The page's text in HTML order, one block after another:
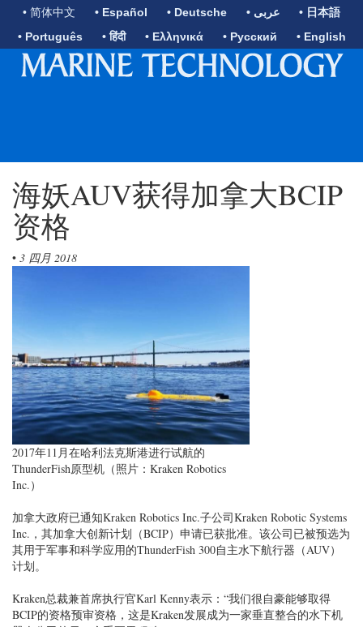
• 简体中文 • Español • Deutsche • عربى
• 日本語
• Português
• हिंदी • Ελληνικά • Русский • English
海妖AUV获得加拿大BCIP
资格
• 3 四月 2018
2017年11月在哈利法克斯港进行试航的
ThunderFish原型机（照片：Kraken Robotics
Inc.）
加拿大政府已通知Kraken Robotics Inc.子公司Kraken Robotic Systems
Inc.，其加拿大创新计划（BCIP）申请已获批准。该公司已被预选为
其用于军事和科学应用的ThunderFish 300自主水下航行器（AUV）
计划。
Kraken总裁兼首席执行官Karl Kenny表示：“我们很自豪能够取得
BCIP的资格预审资格，这是Kraken发展成为一家垂直整合的水下机